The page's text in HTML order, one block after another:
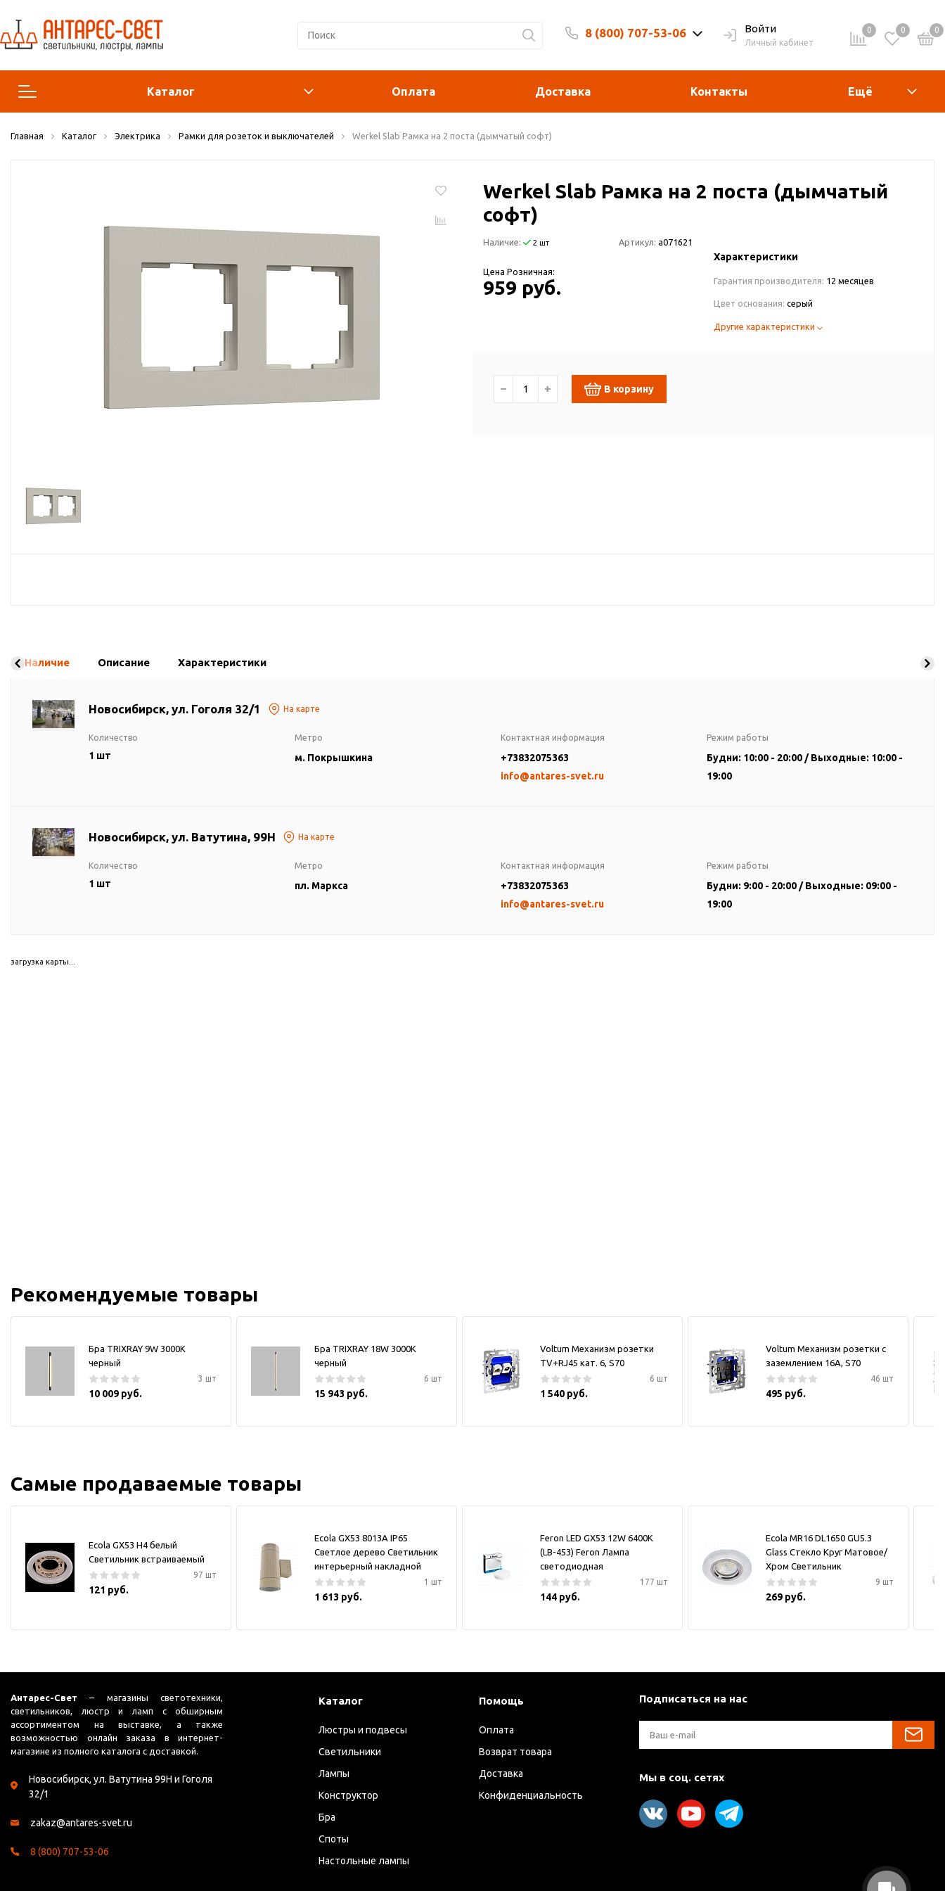
8 (800) 707-53-06 Войти
Личный кабинет
0 0 0
Каталог
Люстры и подвесы
Прожекторы
Оплата Доставка Контакты Ещё
Главная Каталог Электрика Рамки для розеток и выключателей Werkel Slab Рамка на 2 поста (дымчатый софт)
Werkel Slab Рамка на 2 поста (дымчатый
софт)
Наличие: 2 шт Артикул: a071621
Цена Розничная:
959 руб.
Характеристики
Гарантия производителя: 12 месяцев
Цвет основания: серый
Другие характеристики
− + В корзину
Наличие Описание Характеристики
Новосибирск, ул. Гоголя 32/1 На карте
Количество
1 шт
Метро
м. Покрышкина
Контактная информация
+73832075363
info@antares-svet.ru
Режим работы
Будни: 10:00 - 20:00 / Выходные: 10:00 -
19:00
Новосибирск, ул. Ватутина, 99Н На карте
Количество
1 шт
Метро
пл. Маркса
Контактная информация
+73832075363
info@antares-svet.ru
Режим работы
Будни: 9:00 - 20:00 / Выходные: 09:00 -
19:00
загрузка карты...
Рекомендуемые товары
Бра TRIXRAY 9W 3000К
черный
3 шт
10 009 руб.
Бра TRIXRAY 18W 3000К
черный
6 шт
15 943 руб.
Voltum Механизм розетки
TV+RJ45 кат. 6, S70
6 шт
1 540 руб.
Voltum Механизм розетки с
заземлением 16А, S70
46 шт
495 руб.
Самые продаваемые товары
Ecola GX53 H4 белый
Светильник встраиваемый
97 шт
121 руб.
Ecola GX53 8013A IP65
Светлое дерево Светильник
интерьерный накладной
1 шт
1 613 руб.
Feron LED GX53 12W 6400K
(LB-453) Feron Лампа
светодиодная
177 шт
144 руб.
Ecola MR16 DL1650 GU5.3
Glass Стекло Круг Матовое/
Хром Светильник
9 шт
269 руб.
Антарес-Свет – магазины светотехники,
светильников, люстр и ламп с обширным
ассортиментом на выставке, а также
возможностью онлайн заказа в интернет-
магазине из полного каталога с доставкой.
Новосибирск, ул. Ватутина 99Н и Гоголя
32/1
zakaz@antares-svet.ru
8 (800) 707-53-06
Каталог
Люстры и подвесы
Светильники
Лампы
Конструктор
Бра
Споты
Настольные лампы
Помощь
Оплата
Возврат товара
Доставка
Конфиденциальность
Подписаться на нас
Мы в соц. сетях